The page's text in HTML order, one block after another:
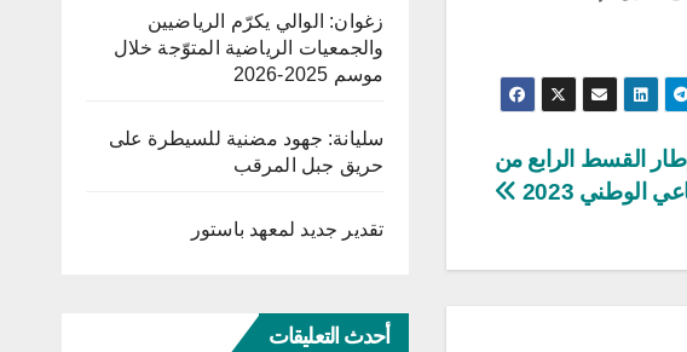
في إطار القسط الرابع من
الوطني 2023
زغوان: الوالي يكرّم الرياضيين
والجمعيات الرياضية المتوّجة خلال
موسم 2025-2026
سليانة: جهود مضنية للسيطرة على
حريق جبل المرقب
تقدير جديد لمعهد باستور
أحدث التعليقات